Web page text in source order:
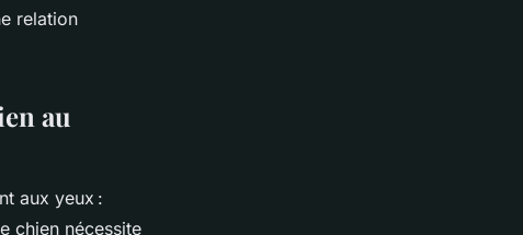
relation
au
aux yeux :
chien nécessite